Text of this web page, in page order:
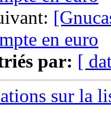
en euro
par: [
sur la